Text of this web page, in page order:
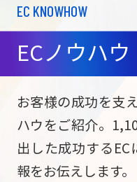
ECサ
サブ
ECサ
EC KNOWHOW
ECノウハウ
お客様の成功を支
ハウをご紹介。
出した成功する
報をお伝えします。